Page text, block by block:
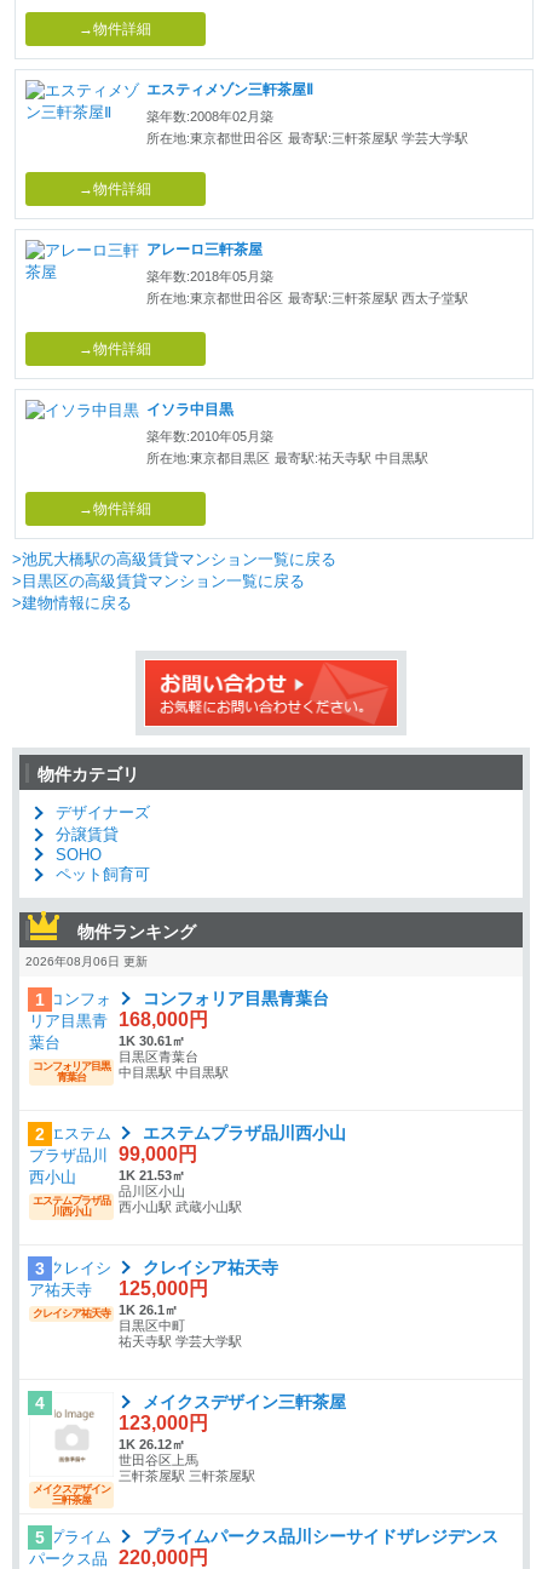
→物件詳細
エスティメゾン三軒茶屋Ⅱ
築年数:2008年02月築
所在地:東京都世田谷区 最寄駅:三軒茶屋駅 学芸大学駅
→物件詳細
アレーロ三軒茶屋
築年数:2018年05月築
所在地:東京都世田谷区 最寄駅:三軒茶屋駅 西太子堂駅
→物件詳細
イソラ中目黒
築年数:2010年05月築
所在地:東京都目黒区 最寄駅:祐天寺駅 中目黒駅
→物件詳細
>池尻大橋駅の高級賃貸マンション一覧に戻る
>目黒区の高級賃貸マンション一覧に戻る
>建物情報に戻る
物件カテゴリ
デザイナーズ
分譲賃貸
SOHO
ペット飼育可
物件ランキング
2026年08月06日 更新
1
コンフォリア目黒
青葉台
コンフォリア目黒青葉台
168,000円
1K 30.61㎡
目黒区青葉台
中目黒駅 中目黒駅
2
エステムプラザ品
川西小山
エステムプラザ品川西小山
99,000円
1K 21.53㎡
品川区小山
西小山駅 武蔵小山駅
3
クレイシア祐天寺
クレイシア祐天寺
125,000円
1K 26.1㎡
目黒区中町
祐天寺駅 学芸大学駅
4
メイクスデザイン
三軒茶屋
メイクスデザイン三軒茶屋
123,000円
1K 26.12㎡
世田谷区上馬
三軒茶屋駅 三軒茶屋駅
5 プライムパークス品川シーサイドザレジデンス
220,000円